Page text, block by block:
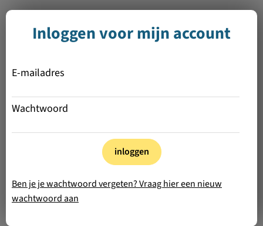
Inloggen voor mijn account
E-mailadres
Wachtwoord
inloggen
Ben je je wachtwoord vergeten? Vraag hier een nieuw
wachtwoord aan